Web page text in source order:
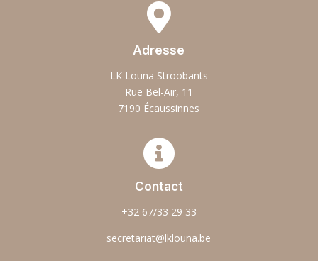

Adresse
LK Louna Stroobants
Rue Bel-Air, 11
7190 Écaussinnes

Contact
+32 67/33 29 33
secretariat@lklouna.be